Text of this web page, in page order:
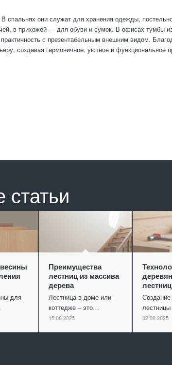
они служат для хранения одежды,
в прихожей — для обуви и сумок. В офисах тумбы
с презентабельным внешним видом.
создавая гармоничное, уютное и функциональное
статьи
для
Преимущества
лестниц из массива
дерева
Лестница в доме или
коттедже – это…
15.08.2025 02.08.2025